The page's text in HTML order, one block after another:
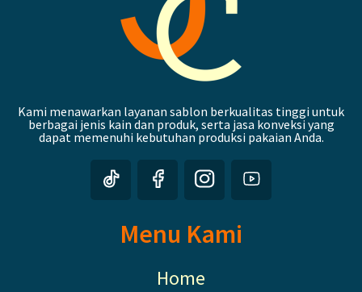
Kami menawarkan layanan sablon berkualitas tinggi untuk
berbagai jenis kain dan produk, serta jasa konveksi yang
dapat memenuhi kebutuhan produksi pakaian Anda.
Menu Kami
Home